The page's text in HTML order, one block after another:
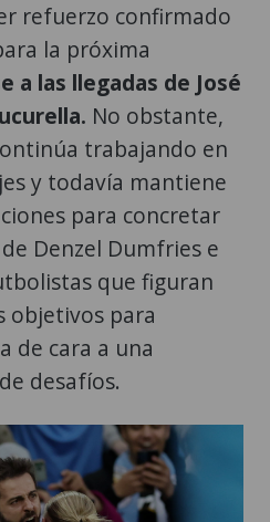
refuerzo confirmado
la próxima
a las llegadas de José
No obstante,
trabajando en
y todavía mantiene
para concretar
Denzel Dumfries e
que figuran
objetivos para
de cara a una
desafíos.